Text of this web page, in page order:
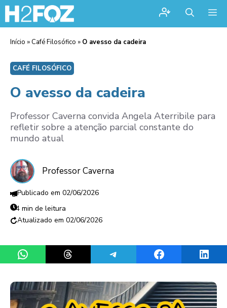
Início » Café Filosófico » O avesso da cadeira
CAFÉ FILOSÓFICO
O avesso da cadeira
Professor Caverna convida Angela Aterribile para
refletir sobre a atenção parcial constante do
mundo atual
Professor Caverna
02/06/2026
4 min de leitura
02/06/2026
Share on WhatsAppShare on ThreadsShare on TelegramShare on Facebook